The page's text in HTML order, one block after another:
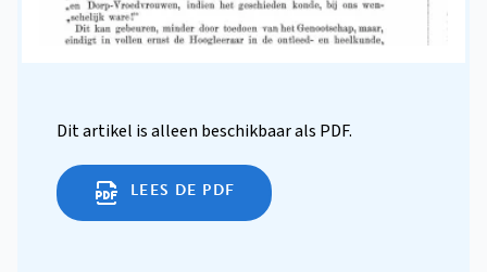
Dit artikel is alleen beschikbaar als PDF.
LEES DE PDF